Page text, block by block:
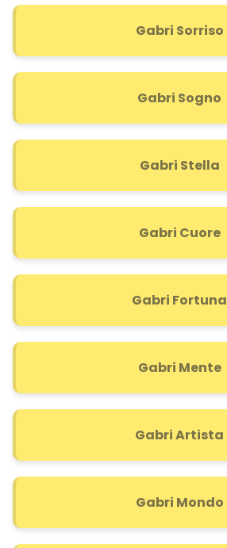
Gabri Sorriso
Gabri Sogno
Gabri Stella
Gabri Cuore
Gabri Fortuna
Gabri Mente
Gabri Artista
Gabri Mondo